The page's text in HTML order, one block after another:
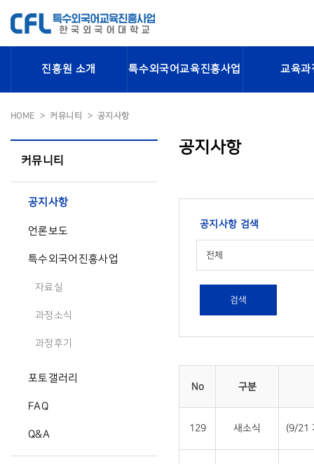
진흥원 소개 특수외국어교육진흥사업 교육과
HOME 커뮤니티 공지사항
커뮤니티
공지사항
언론보도
특수외국어진흥사업
자료실
과정소식
과정후기
포토갤러리
FAQ
Q&A
공지사항
공지사항 검색
전체
검색
No 구분
129 새소식 (9/21